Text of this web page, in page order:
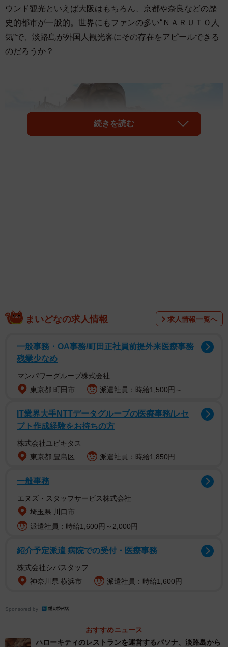
ウンド観光といえば大阪はもちろん、京都や奈良などの歴
史的都市が一般的。世界にもファンの多い“ＮＡＲＵＴＯ人
気”で、淡路島が外国人観光客にその存在をアピールできる
のだろうか？
「ニジゲンノモリ」はパソナグループが同公園を活用し
ちゃんアドベンチャーパーク」「ナイトウォーク火の鳥」
等を展開してきた。インバウンドも呼び込める強力なコン
テンツとして原作コミック累計発行部数１億４千万部を誇
り、世界８０カ国でテレビ放映されている「ＮＡＲＵＴ
続きを読む
まいどなの求人情報 求人情報一覧へ
一般事務・OA事務/町田正社員前提外来医療事務
残業少なめ
マンパワーグループ株式会社
東京都 町田市
派遣社員：時給1,500円～
IT業界大手NTTデータグループの医療事務/レセ
プト作成経験をお持ちの方
株式会社ユビキタス
東京都 豊島区
派遣社員：時給1,850円
一般事務
エヌズ・スタッフサービス株式会社
埼玉県 川口市
派遣社員：時給1,600円～2,000円
紹介予定派遣 病院での受付・医療事務
株式会社シバスタッフ
神奈川県 横浜市
派遣社員：時給1,600円
Sponsored by
おすすめニュース
ハローキティのレストランを運営するパソナ、淡路島から